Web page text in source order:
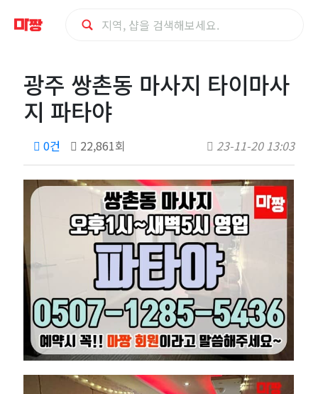
광
주
촌
마
사
이
광주 쌍촌동 마사지 타이마사
지 파타야
0건 22,861회 23-11-20 13:03